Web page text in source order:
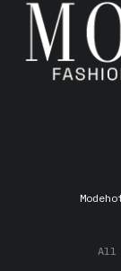
Your email
are marked *
Comment*
All